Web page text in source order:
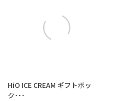
HiO ICE CREAM ギフトボッ
ク･･･